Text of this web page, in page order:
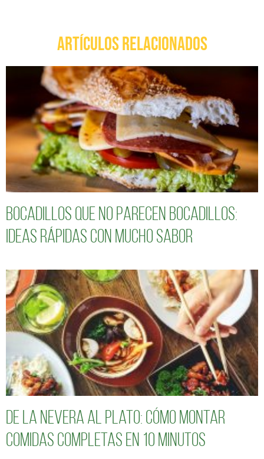
ARTÍCULOS RELACIONADOS
Bocadillos que no parecen bocadillos:
ideas rápidas con mucho sabor
De la nevera al plato: cómo montar
comidas completas en 10 minutos